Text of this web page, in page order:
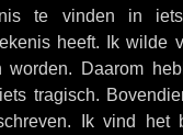
te vinden in
heeft. Ik wilde
worden. Daarom
tragisch.
Ik vind het